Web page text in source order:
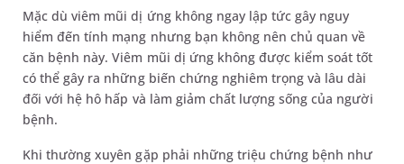
Mặc dù viêm mũi dị ứng không ngay lập tức gây nguy
hiểm đến tính mạng nhưng bạn không nên chủ quan về
căn bệnh này. Viêm mũi dị ứng không được kiểm soát tốt
có thể gây ra những biến chứng nghiêm trọng và lâu dài
đối với hệ hô hấp và làm giảm chất lượng sống của người
bệnh.
Khi thường xuyên gặp phải những triệu chứng bệnh như